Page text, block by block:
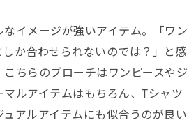
イメージが強いアイテム。「ワン
しか合わせられないのでは？」と感
こちらのブローチはワンピースやジ
ルアイテムはもちろん、Tシャツ
アルアイテムにも似合うのが良い